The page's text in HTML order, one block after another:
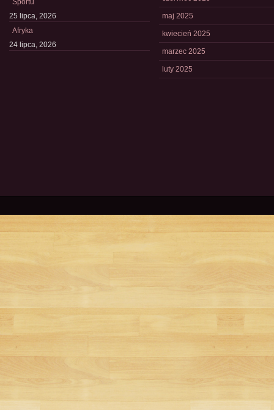
Sportu
25 lipca, 2026
Afryka
24 lipca, 2026
maj 2025
kwiecień 2025
marzec 2025
luty 2025